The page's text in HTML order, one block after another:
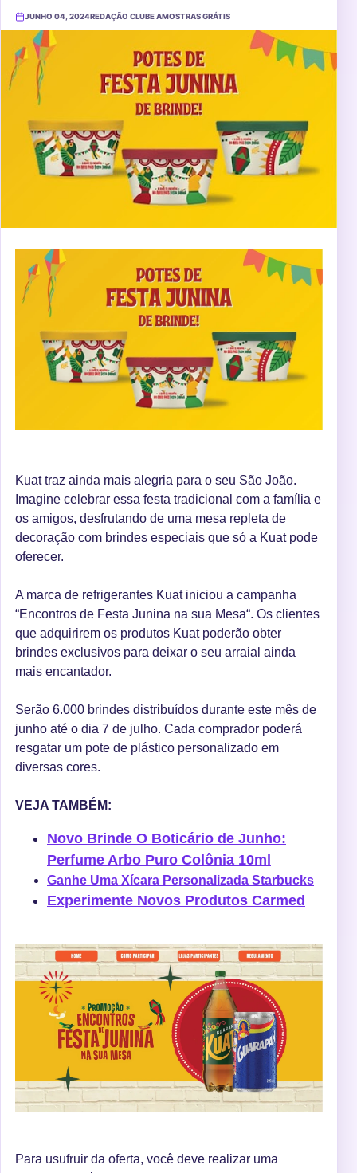
JUNHO 04, 2024REDAÇÃO CLUBE AMOSTRAS GRÁTIS
Kuat traz ainda mais alegria para o seu São João.
Imagine celebrar essa festa tradicional com a família e
os amigos, desfrutando de uma mesa repleta de
decoração com brindes especiais que só a Kuat pode
oferecer.
A marca de refrigerantes Kuat iniciou a campanha
“Encontros de Festa Junina na sua Mesa“. Os clientes
que adquirirem os produtos Kuat poderão obter
brindes exclusivos para deixar o seu arraial ainda
mais encantador.
Serão 6.000 brindes distribuídos durante este mês de
junho até o dia 7 de julho. Cada comprador poderá
resgatar um pote de plástico personalizado em
diversas cores.
VEJA TAMBÉM:
Novo Brinde O Boticário de Junho:
Perfume Arbo Puro Colônia 10ml
Ganhe Uma Xícara Personalizada Starbucks
Experimente Novos Produtos Carmed
Para usufruir da oferta, você deve realizar uma